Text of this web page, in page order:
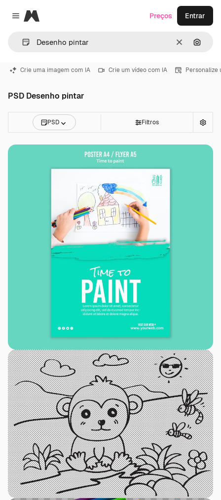
Close menu
Magnific
Limpar
Preços Entrar
Crie uma imagem com IA Crie um vídeo com IA Personalize
PSD Desenho pintar
PSD Filtros